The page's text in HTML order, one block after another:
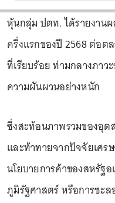
หุ้นกลุ่ม ปตท. ได้รายงาน
ครึ่งแรกของปี 2568 ต่อต
ที่เรียบร้อย ท่ามกลางภาว
ความผันผวนอย่างหนัก
ซึ่งสะท้อนภาพรวมของอุต
และท้าทายจากปัจจัยเศร
นโยบายการค้าของสหรัฐ
ภูมิรัฐศาสตร์ หรือการชะ